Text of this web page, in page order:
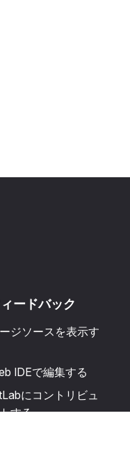
ードバック
ジソースを表示す
IDEで編集する
にコントリビュ
する